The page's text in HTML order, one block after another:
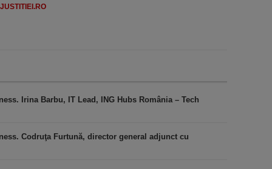
Irina Barbu, IT Lead, ING Hubs România – Tech
Codruţa Furtună, director general adjunct cu